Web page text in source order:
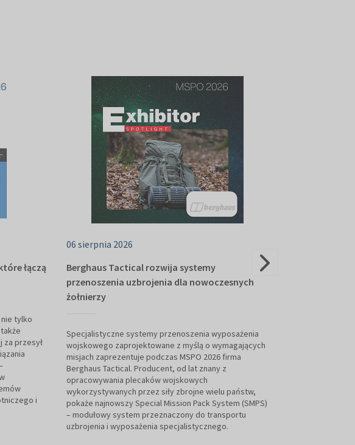
łączą
tylko
za przesył
i
06 sierpnia 2026
Berghaus Tactical rozwija systemy
przenoszenia uzbrojenia dla nowoczesnych
żołnierzy
Specjalistyczne systemy przenoszenia wyposażenia
wojskowego zaprojektowane z myślą o wymagających
misjach zaprezentuje podczas MSPO 2026 firma
Berghaus Tactical. Producent, od lat znany z
opracowywania plecaków wojskowych
wykorzystywanych przez siły zbrojne wielu państw,
pokaże najnowszy Special Mission Pack System (SMPS)
– modułowy system przeznaczony do transportu
uzbrojenia i wyposażenia specjalistycznego.